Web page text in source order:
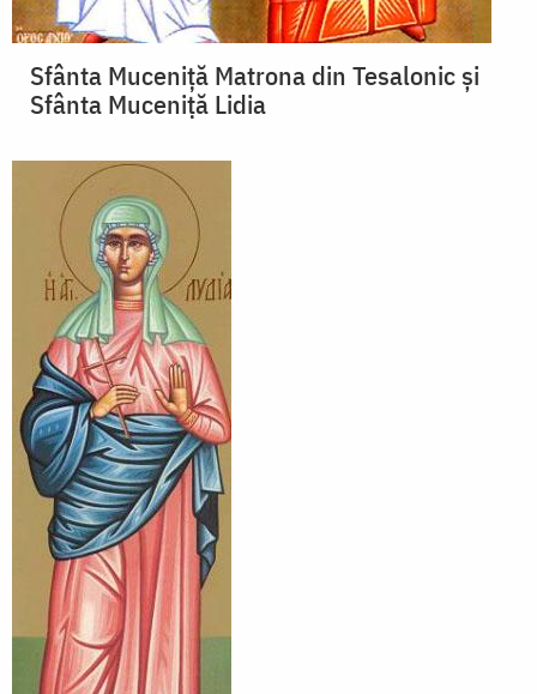
Sfânta Muceniţă Matrona din Tesalonic şi
Sfânta Muceniţă Lidia